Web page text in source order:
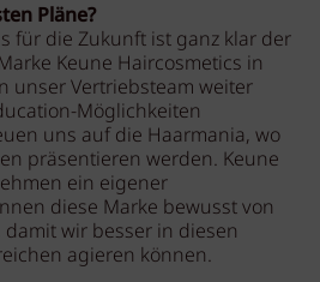
Pläne?
für die Zukunft ist ganz klar der
Keune Haircosmetics in
unser Vertriebsteam weiter
Möglichkeiten
uns auf die Haarmania, wo
präsentieren werden. Keune
ein eigener
diese Marke bewusst von
wir besser in diesen
agieren können.